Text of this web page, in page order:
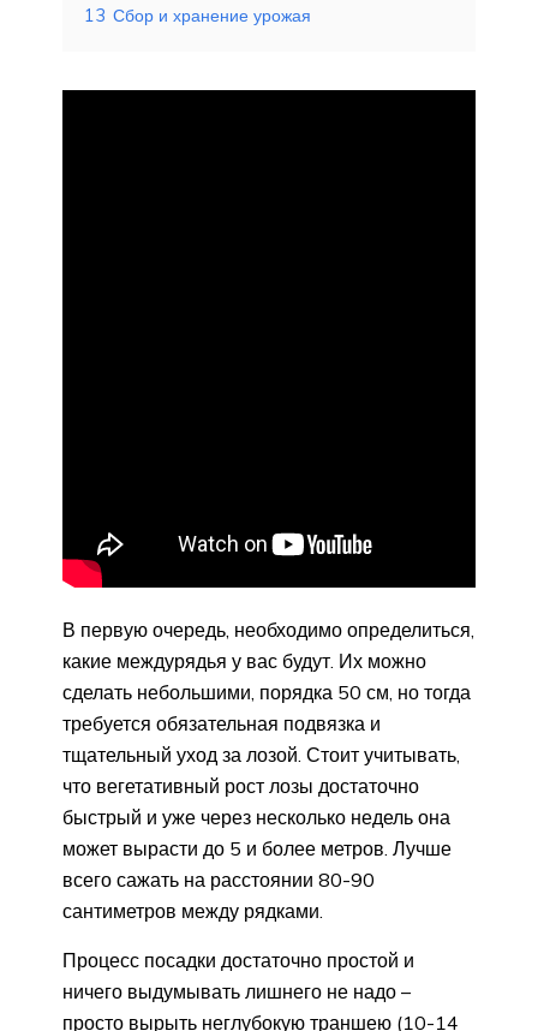
13 Сбор и хранение урожая
В первую очередь, необходимо определиться,
какие междурядья у вас будут. Их можно
сделать небольшими, порядка 50 см, но тогда
требуется обязательная подвязка и
тщательный уход за лозой. Стоит учитывать,
что вегетативный рост лозы достаточно
быстрый и уже через несколько недель она
может вырасти до 5 и более метров. Лучше
всего сажать на расстоянии 80-90
сантиметров между рядками.
Процесс посадки достаточно простой и
ничего выдумывать лишнего не надо –
просто вырыть неглубокую траншею (10-14